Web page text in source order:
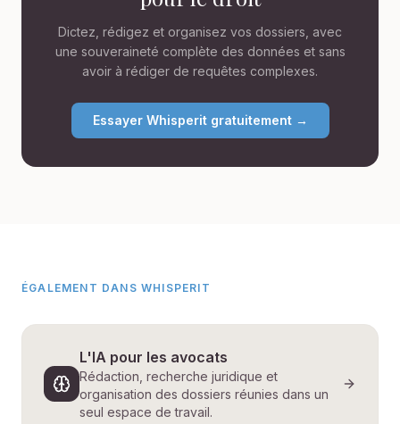
Dictez, rédigez et organisez vos dossiers, avec
une souveraineté complète des données et sans
avoir à rédiger de requêtes complexes.
Essayer Whisperit gratuitement →
ÉGALEMENT DANS WHISPERIT
L'IA pour les avocats
Rédaction, recherche juridique et
organisation des dossiers réunies dans un
seul espace de travail.